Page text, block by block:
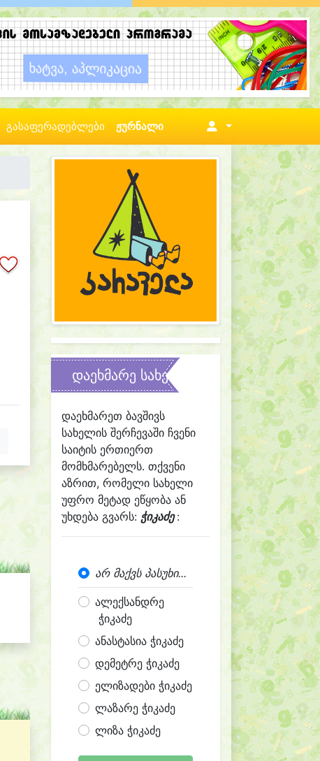
გასაფერადებლები ჟურნალი
დაეხმარე სახელის შერჩევაში
დაეხმარეთ ბავშივს
სახელის შერჩევაში ჩვენი
საიტის ერთიერთ
მომხმარებელს. თქვენი
აზრით, რომელი სახელი
უფრო მეტად ეწყობა ან
უხდება გვარს: ჭიკაძე:
არ მაქვს პასუხი...
ალექსანდრე
ჭიკაძე
ანასტასია ჭიკაძე
დემეტრე ჭიკაძე
ელიზადები ჭიკაძე
ლაზარე ჭიკაძე
ლიზა ჭიკაძე